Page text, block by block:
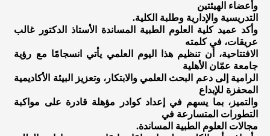
وأعضاء الهيئتين
التدريسية والإدارية وطلبة الكلية.
وأكد عميد كلية العلوم الطبية المساندة الأستاذ الدكتور غالب
عريقات، في كلمته
الافتتاحية، أن تنظيم هذا اليوم العلمي يأتي انسجامًا مع رؤية
جامعة عمّان الأهلية
الرامية إلى دعم البحث العلمي والابتكار، وتعزيز البيئة الأكاديمية
المحفزة للإبداع
والتميز، بما يسهم في إعداد كوادر مؤهلة قادرة على مواكبة
التطورات المتسارعة في
مجالات العلوم الطبية المساندة.